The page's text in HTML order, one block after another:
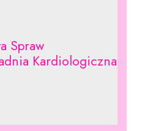
Spraw
Kardiologiczna